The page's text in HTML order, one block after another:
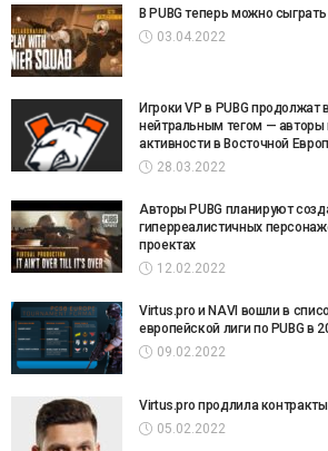
В PUBG теперь можно
03.04.2022
Игроки VP в PUBG продолжат
нейтральным тегом — авторы
активности в Восточной
28.03.2022
Авторы PUBG планируют
гиперреалистичных
проектах
12.02.2022
Virtus.pro и NAVI вошли в
европейской лиги по PUBG в
09.02.2022
Virtus.pro продлила
05.02.2022